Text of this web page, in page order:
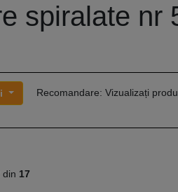
spiralate nr
Recomandare: Vizualizați
din 17